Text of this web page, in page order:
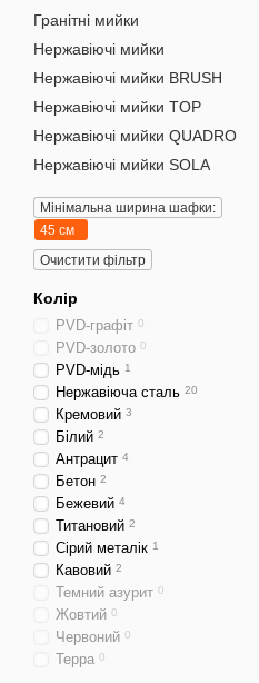
Гранітні мийки
Нержавіючі мийки
Нержавіючі мийки BRUSH
Нержавіючі мийки TOP
Нержавіючі мийки QUADRO
Нержавіючі мийки SOLA
Мінімальна ширина шафки:
45 см
Очистити фільтр
Колір
PVD-графіт 0
PVD-золото 0
PVD-мідь 1
Нержавіюча сталь 20
Кремовий 3
Білий 2
Антрацит 4
Бетон 2
Бежевий 4
Титановий 2
Сірий металік 1
Кавовий 2
Темний азурит 0
Жовтий 0
Червоний 0
Терра 0